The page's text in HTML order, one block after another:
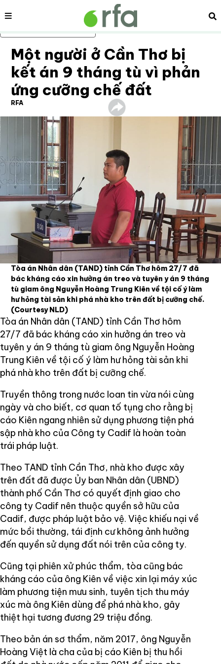
Bỏ qua nội dung chính
Nội dung
Một người ở Cần Thơ bị
kết án 9 tháng tù vì phản
ứng cưỡng chế đất
RFA
Tòa án Nhân dân (TAND) tỉnh Cần Thơ hôm 27/7 đã
bác kháng cáo xin hưởng án treo và tuyên y án 9 tháng
tù giam ông Nguyễn Hoàng Trung Kiên về tội cố ý làm
hư hỏng tài sản khi phá nhà kho trên đất bị cưỡng chế.
(Courtesy NLD)
Tòa án Nhân dân (TAND) tỉnh Cần Thơ hôm
27/7 đã bác kháng cáo xin hưởng án treo và
tuyên y án 9 tháng tù giam ông Nguyễn Hoàng
Trung Kiên về tội cố ý làm hư hỏng tài sản khi
phá nhà kho trên đất bị cưỡng chế.
Truyền thông trong nước loan tin vừa nói cùng
ngày và cho biết, cơ quan tố tụng cho rằng bị
cáo Kiên ngang nhiên sử dụng phương tiện phá
sập nhà kho của Công ty Cadif là hoàn toàn
trái pháp luật.
Theo TAND tỉnh Cần Thơ, nhà kho được xây
trên đất đã được Ủy ban Nhân dân (UBND)
thành phố Cần Thơ có quyết định giao cho
công ty Cadif nên thuộc quyền sở hữu của
Cadif, được pháp luật bảo vệ. Việc khiếu nại về
mức bồi thường, tái định cư không ảnh hưởng
đến quyền sử dụng đất nói trên của công ty.
Cũng tại phiên xử phúc thẩm, tòa cũng bác
kháng cáo của ông Kiên về việc xin lại máy xúc
làm phương tiện mưu sinh, tuyên tịch thu máy
xúc mà ông Kiên dùng để phá nhà kho, gây
thiệt hại tương đương 29 triệu đồng.
Theo bản án sơ thẩm, năm 2017, ông Nguyễn
Hoàng Việt là cha của bị cáo Kiên bị thu hồi